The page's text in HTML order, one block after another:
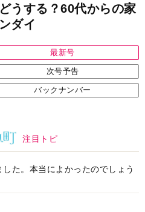
うする？60代からの家
ダイ
最新号
次号予告
バックナンバー
注目トピ
た。本当によかったのでしょう